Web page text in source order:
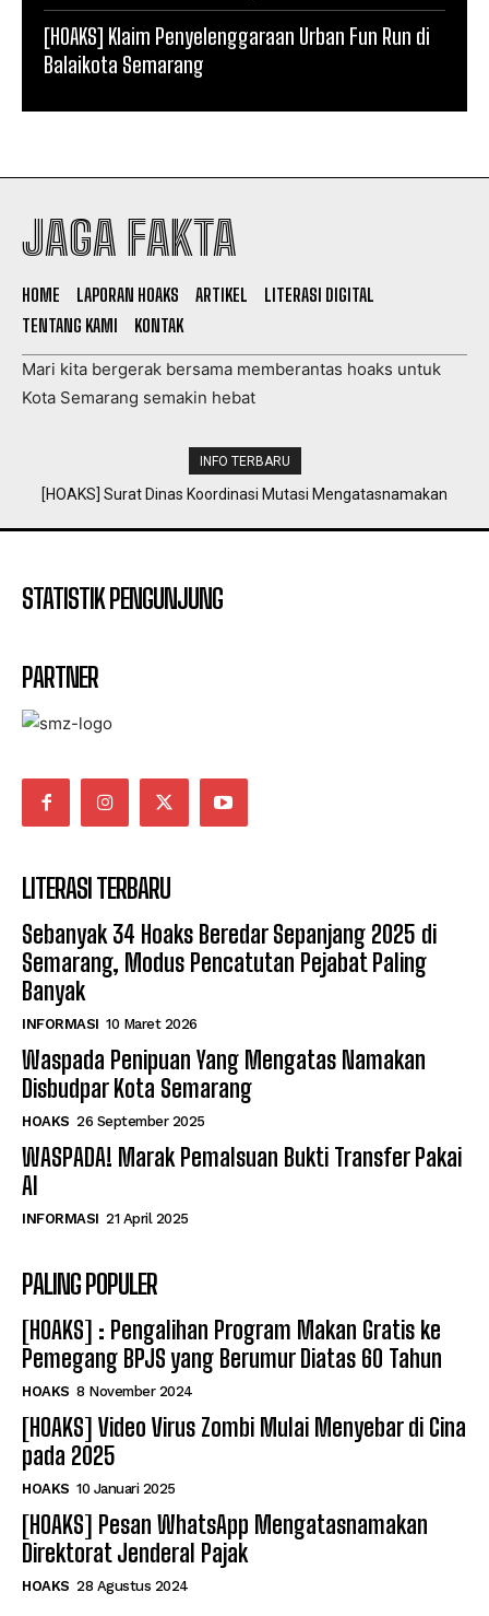
[HOAKS] Klaim Penyelenggaraan Urban Fun Run di
Balaikota Semarang
JAGA FAKTA
HOME LAPORAN HOAKS ARTIKEL
LITERASI DIGITAL
TENTANG KAMI
KONTAK
Mari kita bergerak bersama memberantas hoaks untuk
Kota Semarang semakin hebat
INFO TERBARU
[HOAKS] Surat Dinas Koordinasi Mutasi Mengatasnamakan
STATISTIK PENGUNJUNG
PARTNER
LITERASI TERBARU
Sebanyak 34 Hoaks Beredar Sepanjang 2025 di
Semarang, Modus Pencatutan Pejabat Paling
Banyak
INFORMASI 10 Maret 2026
Waspada Penipuan Yang Mengatas Namakan
Disbudpar Kota Semarang
HOAKS 26 September 2025
WASPADA! Marak Pemalsuan Bukti Transfer Pakai
AI
INFORMASI 21 April 2025
PALING POPULER
[HOAKS] : Pengalihan Program Makan Gratis ke
Pemegang BPJS yang Berumur Diatas 60 Tahun
HOAKS 8 November 2024
[HOAKS] Video Virus Zombi Mulai Menyebar di Cina
pada 2025
HOAKS 10 Januari 2025
[HOAKS] Pesan WhatsApp Mengatasnamakan
Direktorat Jenderal Pajak
HOAKS 28 Agustus 2024